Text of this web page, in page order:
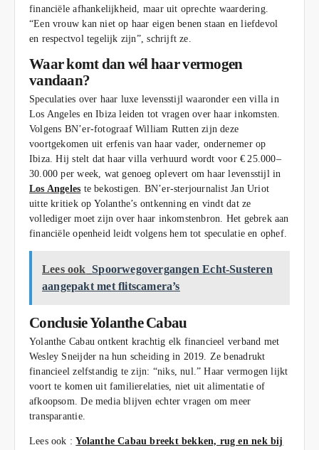
financiële afhankelijkheid, maar uit oprechte waardering.
“Een vrouw kan niet op haar eigen benen staan en liefdevol
en respectvol tegelijk zijn”, schrijft ze.
Waar komt dan wél haar vermogen
vandaan?
Speculaties over haar luxe levensstijl waaronder een villa in
Los Angeles en Ibiza leiden tot vragen over haar inkomsten.
Volgens BN’er-fotograaf William Rutten zijn deze
voortgekomen uit erfenis van haar vader, ondernemer op
Ibiza. Hij stelt dat haar villa verhuurd wordt voor € 25.000–
30.000 per week, wat genoeg oplevert om haar levensstijl in
Los Angeles te bekostigen. BN’er-sterjournalist Jan Uriot
uitte kritiek op Yolanthe’s ontkenning en vindt dat ze
vollediger moet zijn over haar inkomstenbron. Het gebrek aan
financiële openheid leidt volgens hem tot speculatie en ophef.
Lees ook Spoorwegovergangen Echt-Susteren
aangepakt met flitscamera’s
Conclusie Yolanthe Cabau
Yolanthe Cabau ontkent krachtig elk financieel verband met
Wesley Sneijder na hun scheiding in 2019. Ze benadrukt
financieel zelfstandig te zijn: “niks, nul.” Haar vermogen lijkt
voort te komen uit familierelaties, niet uit alimentatie of
afkoopsom. De media blijven echter vragen om meer
transparantie.
Lees ook :Yolanthe Cabau breekt bekken, rug en nek bij